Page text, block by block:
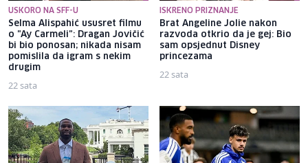
USKORO NA SFF-U
Selma Alispahić ususret filmu
o "Ay Carmeli": Dragan Jovičić
bi bio ponosan; nikada nisam
pomislila da igram s nekim
drugim
22 sata
ISKRENO PRIZNANJE
Brat Angeline Jolie nakon
razvoda otkrio da je gej: Bio
sam opsjednut Disney
princezama
22 sata